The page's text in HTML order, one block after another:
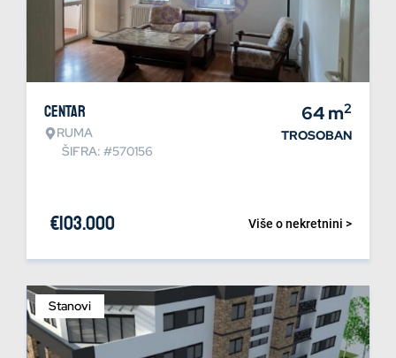
Centar
RUMA
ŠIFRA: #570156
64m2
TROSOBAN
Više o nekretnini >
€103.000
Stanovi